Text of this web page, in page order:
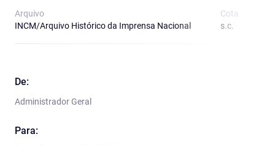
Arquivo
INCM/Arquivo Histórico da Imprensa Nacional
Cota
s.c.
De:
Administrador Geral
Para: